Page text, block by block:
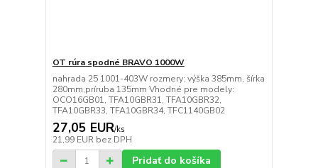
OT rúra spodné BRAVO 1000W
nahrada 25 1001-403W rozmery: výška 385mm, šírka
280mm,príruba 135mm Vhodné pre modely:
OCO16GB01, TFA10GBR31, TFA10GBR32,
TFA10GBR33, TFA10GBR34, TFC1140GB02
27,05 EUR/ks
21,99 EUR bez DPH
Pridať do košíka